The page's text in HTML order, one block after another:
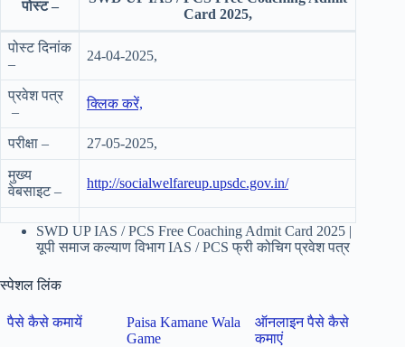
पोस्ट –
Card 2025,
पोस्ट दिनांक
–
24-04-2025,
प्रवेश पत्र
–
क्लिक करें,
परीक्षा – 27-05-2025,
मुख्य
वेबसाइट –
http://socialwelfareup.upsdc.gov.in/
SWD UP IAS / PCS Free Coaching Admit Card 2025 |
यूपी समाज कल्याण विभाग IAS / PCS फ्री कोचिग प्रवेश पत्र
स्पेशल लिंक
पैसे कैसे कमायें
Paisa Kamane Wala
Game
ऑनलाइन पैसे कैसे
कमाएं